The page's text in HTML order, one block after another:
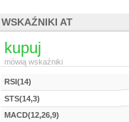
WSKAŹNIKI AT
kupuj
mówią wskaźniki
RSI(14)
STS(14,3)
MACD(12,26,9)